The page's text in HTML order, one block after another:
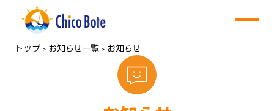
トップ> お知らせ一覧> お知らせ